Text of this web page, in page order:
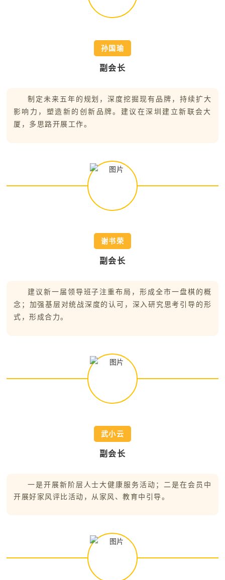
孙国瑜
副会长
制定未来五年的规划，深度挖掘现有品牌，持续扩大
影响力，塑造新的创新品牌。建议在深圳建立新联会大
厦，多思路开展工作。
谢书荣
副会长
建议新一届领导班子注重布局，形成全市一盘棋的概
念；加强基层对统战深度的认可，深入研究思考引导的形
式，形成合力。
武小云
副会长
一是开展新阶层人士大健康服务活动；二是在会员中
开展好家风评比活动，从家风、教育中引导。